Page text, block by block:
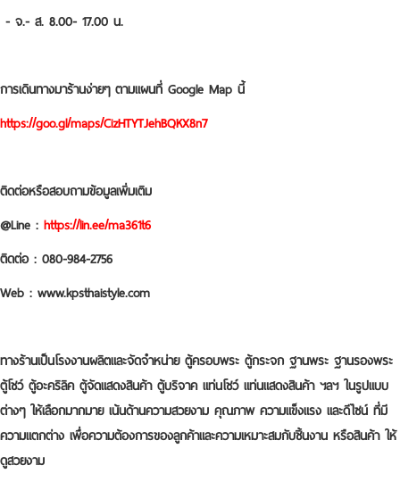
- จ.- ส. 8.00- 17.00 น.
การเดินทางมาร้านง่ายๆ ตามแผนที่ Google Map นี้
https://goo.gl/maps/CizHTYTJehBQKX8n7
ติดต่อหรือสอบถามข้อมูลเพิ่มเติม
@Line : https://lin.ee/ma361t6
ติดต่อ : 080-984-2756
Web : www.kpsthaistyle.com
ทางร้านเป็นโรงงานผลิตและจัดจำหน่าย ตู้ครอบพระ ตู้กระจก ฐานพระ ฐานรองพระ
ตู้โชว์ ตู้อะคริลิค ตู้จัดแสดงสินค้า ตู้บริจาค แท่นโชว์ แท่นแสดงสินค้า ฯลฯ ในรูปแบบ
ต่างๆ ให้เลือกมากมาย เน้นด้านความสวยงาม คุณภาพ ความแข็งแรง และดีไซน์ ที่มี
ความแตกต่าง เพื่อความต้องการของลูกค้าและความเหมาะสมกับชิ้นงาน หรือสินค้า ให้
ดูสวยงาม